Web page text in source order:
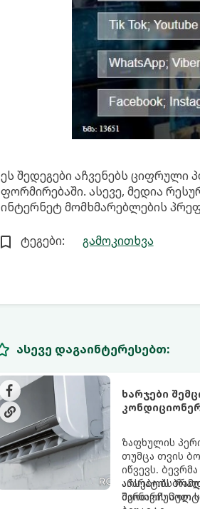
ეს შედეგები აჩვენებს
ფორმირებაში. ასევე, მედია
ინტერნეტ მომხმარებლების
ტეგები: გამოკითხვა
ასევე დაგაინტერესებთ:
ხარჯები
ზაფხულის
თუმცა თვის
იწვევს.
აპარატის
მართვის
არსებობს
შეინარჩუნოთ